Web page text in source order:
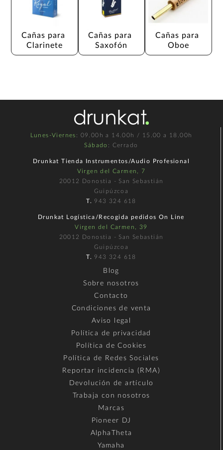
Cañas para
Clarinete
Cañas para
Saxofón
Cañas para
Oboe
Lunes-Viernes : 09.00h a 14.00h / 15.00 a 18.00h
Sábado : Cerrado
Drunkat Tienda Instrumentos/Audio Profesional
Virgen del Carmen, 7
20012 Donostia - San Sebastián
Guipúzcoa
T. 943 324 618
Drunkat Logística/Recogida pedidos On Line
Virgen del Carmen, 39
20012 Donostia - San Sebastián
Guipúzcoa
T. 943 324 618
Blog
Sobre nosotros
Contacto
Condiciones de venta
Aviso legal
Política de privacidad
Política de Cookies
Política de Redes Sociales
Reportar incidencia (RMA)
Devolución de artículo
Trabaja con nosotros
Marcas
Pioneer DJ
AlphaTheta
Yamaha